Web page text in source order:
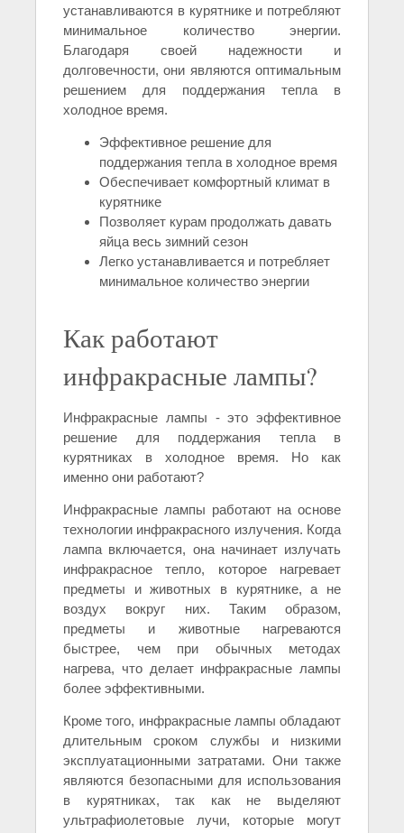
устанавливаются в курятнике и потребляют
минимальное количество энергии.
Благодаря своей надежности и
долговечности, они являются оптимальным
решением для поддержания тепла в
холодное время.
Эффективное решение для
поддержания тепла в холодное время
Обеспечивает комфортный климат в
курятнике
Позволяет курам продолжать давать
яйца весь зимний сезон
Легко устанавливается и потребляет
минимальное количество энергии
Как работают
инфракрасные лампы?
Инфракрасные лампы - это эффективное
решение для поддержания тепла в
курятниках в холодное время. Но как
именно они работают?
Инфракрасные лампы работают на основе
технологии инфракрасного излучения. Когда
лампа включается, она начинает излучать
инфракрасное тепло, которое нагревает
предметы и животных в курятнике, а не
воздух вокруг них. Таким образом,
предметы и животные нагреваются
быстрее, чем при обычных методах
нагрева, что делает инфракрасные лампы
более эффективными.
Кроме того, инфракрасные лампы обладают
длительным сроком службы и низкими
эксплуатационными затратами. Они также
являются безопасными для использования
в курятниках, так как не выделяют
ультрафиолетовые лучи, которые могут